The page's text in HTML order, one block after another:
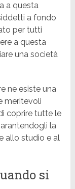
a questa
a fondo
per tutti
a questa
una società
ne esiste una
meritevoli
coprire tutte le
la
allo studio e al
si